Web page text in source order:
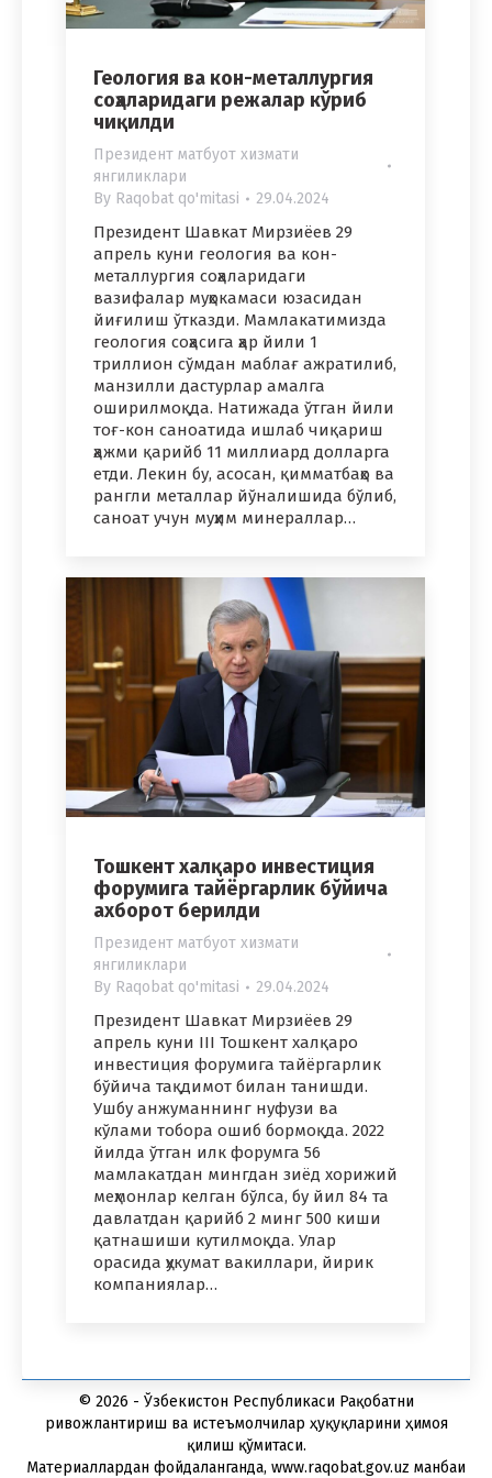
Геология ва кон-металлургия
соҳаларидаги режалар кўриб
чиқилди
Президент матбуот хизмати
янгиликлари
By Raqobat qo'mitasi 29.04.2024
Президент Шавкат Мирзиёев 29
апрель куни геология ва кон-
металлургия соҳаларидаги
вазифалар муҳокамаси юзасидан
йиғилиш ўтказди. Мамлакатимизда
геология соҳасига ҳар йили 1
триллион сўмдан маблағ ажратилиб,
манзилли дастурлар амалга
оширилмоқда. Натижада ўтган йили
тоғ-кон саноатида ишлаб чиқариш
ҳажми қарийб 11 миллиард долларга
етди. Лекин бу, асосан, қимматбаҳо ва
рангли металлар йўналишида бўлиб,
саноат учун муҳим минераллар…
Тошкент халқаро инвестиция
форумига тайёргарлик бўйича
ахборот берилди
Президент матбуот хизмати
янгиликлари
By Raqobat qo'mitasi 29.04.2024
Президент Шавкат Мирзиёев 29
апрель куни III Тошкент халқаро
инвестиция форумига тайёргарлик
бўйича тақдимот билан танишди.
Ушбу анжуманнинг нуфузи ва
кўлами тобора ошиб бормоқда. 2022
йилда ўтган илк форумга 56
мамлакатдан мингдан зиёд хорижий
меҳмонлар келган бўлса, бу йил 84 та
давлатдан қарийб 2 минг 500 киши
қатнашиши кутилмоқда. Улар
орасида ҳукумат вакиллари, йирик
компаниялар…
© 2026 - Ўзбекистон Республикаси Рақобатни
ривожлантириш ва истеъмолчилар ҳуқуқларини ҳимоя
қилиш қўмитаси.
Материаллардан фойдаланганда, www.raqobat.gov.uz манбаи